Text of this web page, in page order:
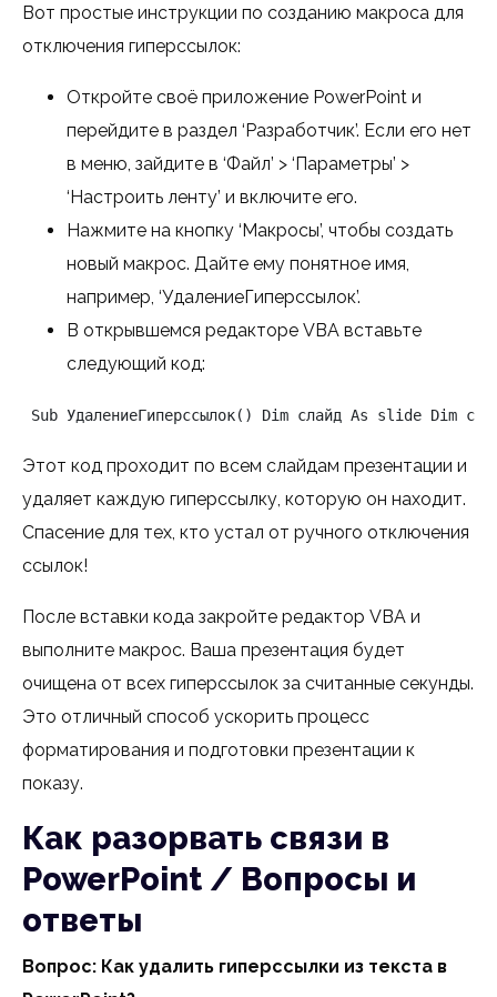
Вот простые инструкции по созданию макроса для
отключения гиперссылок:
Откройте своё приложение PowerPoint и
перейдите в раздел ‘Разработчик’. Если его нет
в меню, зайдите в ‘Файл’ > ‘Параметры’ >
‘Настроить ленту’ и включите его.
Нажмите на кнопку ‘Макросы’, чтобы создать
новый макрос. Дайте ему понятное имя,
например, ‘УдалениеГиперссылок’.
В открывшемся редакторе VBA вставьте
следующий код:
Sub УдалениеГиперссылок() Dim слайд As slide Dim
Этот код проходит по всем слайдам презентации и
удаляет каждую гиперссылку, которую он находит.
Спасение для тех, кто устал от ручного отключения
ссылок!
После вставки кода закройте редактор VBA и
выполните макрос. Ваша презентация будет
очищена от всех гиперссылок за считанные секунды.
Это отличный способ ускорить процесс
форматирования и подготовки презентации к
показу.
Как разорвать связи в
PowerPoint / Вопросы и
ответы
Вопрос: Как удалить гиперссылки из текста в